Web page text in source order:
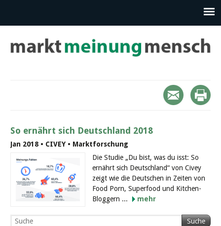
So ernährt sich Deutschland 2018
Jan 2018 • CIVEY • Marktforschung
Die Studie „Du bist, was du isst: So
ernährt sich Deutschland“ von Civey
zeigt wie die Deutschen in Zeiten von
Food Porn, Superfood und Kitchen-
Bloggern ...
mehr
Suche